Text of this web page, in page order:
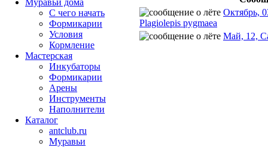
Октябрь,
Plagiolepis pygmaea
Май, 12,
Муравьи дома
С чего начать
Формикарии
Условия
Кормление
Мастерская
Инкубаторы
Формикарии
Арены
Инструменты
Наполнители
Каталог
antclub.ru
Муравьи